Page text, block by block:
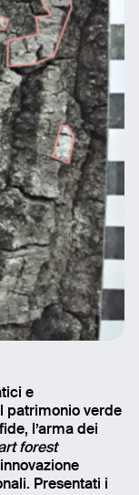
e
patrimonio verde
l’arma dei
forest
Presentati i